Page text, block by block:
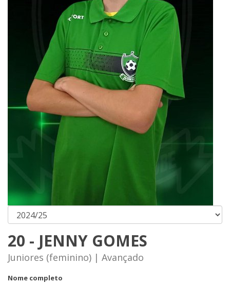
20 - JENNY GOMES
Juniores (feminino) | Avançado
Nome completo